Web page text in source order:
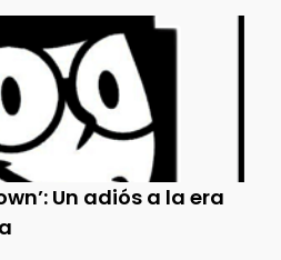
Un adiós a la era